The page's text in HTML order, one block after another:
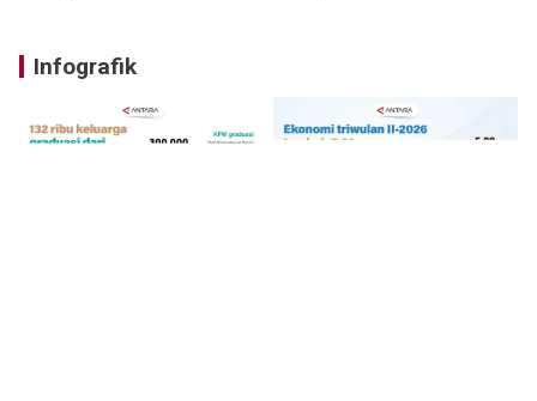
Infografik